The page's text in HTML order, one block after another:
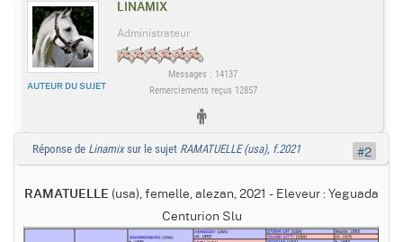
LINAMIX
AUTEUR DU SUJET
Administrateur
Messages : 14137
Remerciements reçus 12857
Réponse de Linamixsur le sujet RAMATUELLE (usa), f.2021
RAMATUELLE (usa), femelle, alezan, 2021 - Eleveur : Yeguada
Centurion Slu
#2